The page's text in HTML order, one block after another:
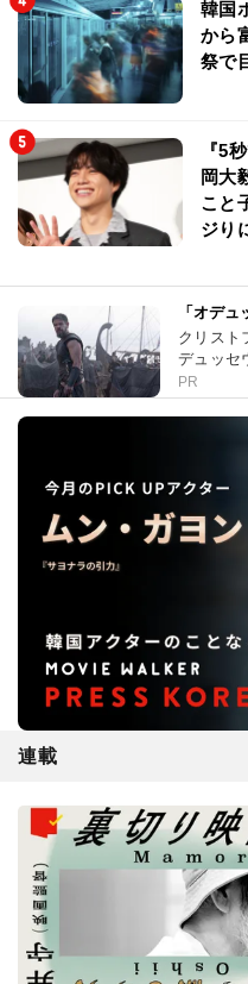
韓国
から
祭で
『5
岡大
こと
ジり
「オデ
クリスト
デュッセ
PR
連載